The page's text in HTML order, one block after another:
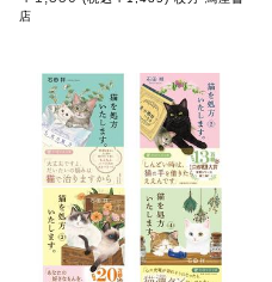
店